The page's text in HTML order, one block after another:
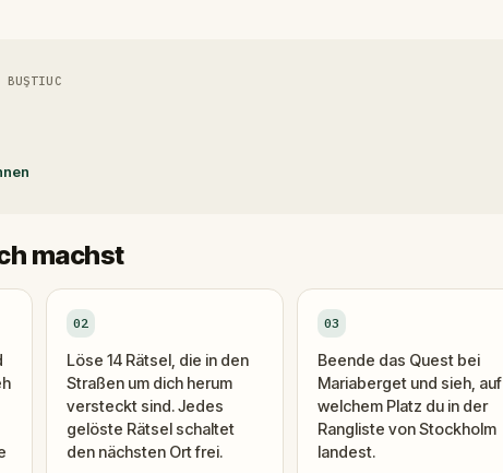
BUŞTIUC
machst
02
Löse 14 Rätsel, die in den
Straßen um dich herum
versteckt sind. Jedes
gelöste Rätsel schaltet
den nächsten Ort frei.
03
Beende das Quest bei
Mariaberget und sieh, auf
welchem Platz du in der
Rangliste von Stockholm
landest.